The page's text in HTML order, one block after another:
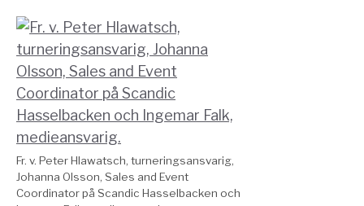
Fr. v. Peter Hlawatsch, turneringsansvarig,
Johanna Olsson, Sales and Event
Coordinator på Scandic Hasselbacken och